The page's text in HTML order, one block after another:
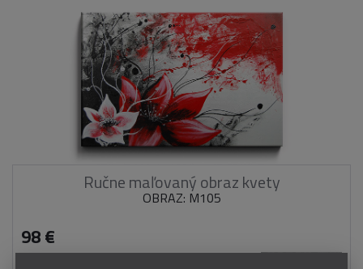
Ručne maľovaný obraz kvety
OBRAZ: M105
98 €